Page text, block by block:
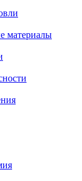
материалы